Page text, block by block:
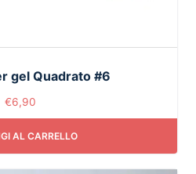
gel Quadrato #6
€6,90
AL CARRELLO